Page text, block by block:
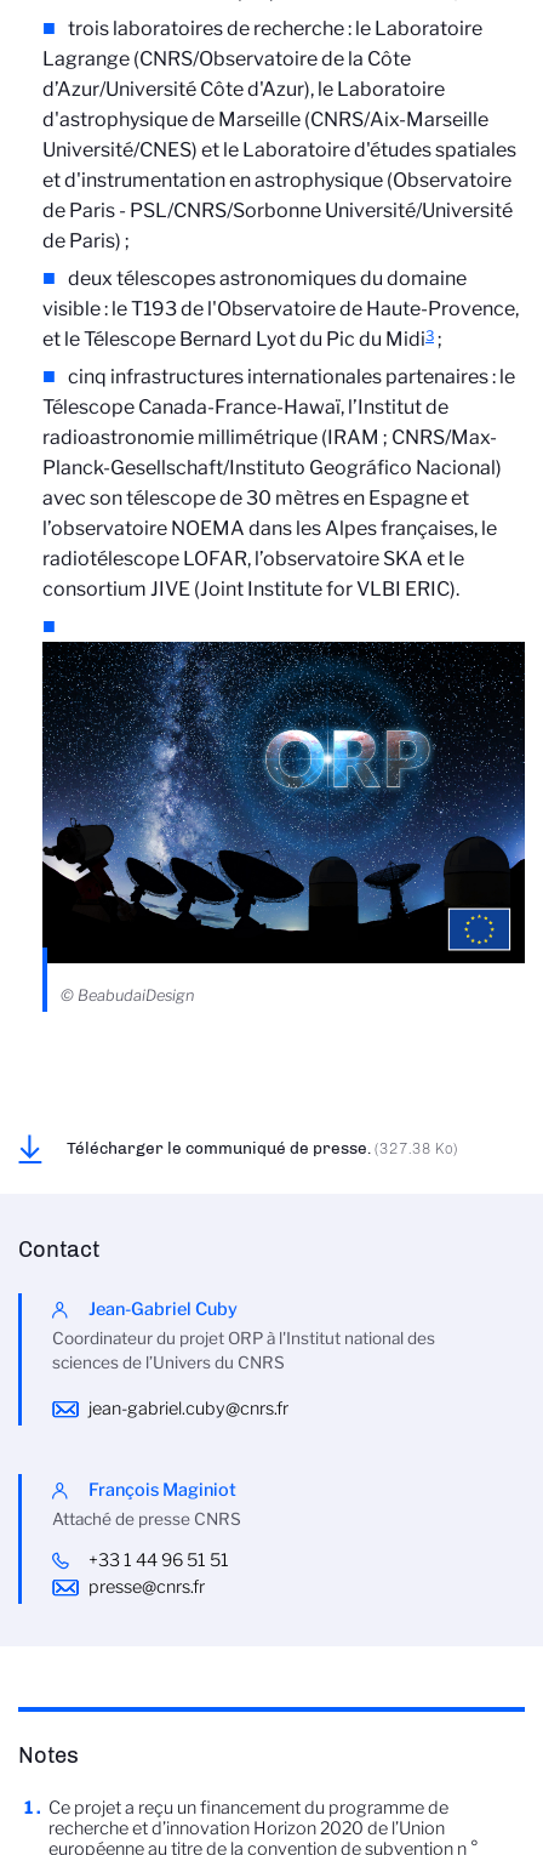
trois laboratoires de recherche : le Laboratoire
Lagrange (CNRS/Observatoire de la Côte
d’Azur/Université Côte d'Azur), le Laboratoire
d'astrophysique de Marseille (CNRS/Aix-Marseille
Université/CNES) et le Laboratoire d'études spatiales
et d'instrumentation en astrophysique (Observatoire
de Paris - PSL/CNRS/Sorbonne Université/Université
de Paris) ;
deux télescopes astronomiques du domaine
visible : le T193 de l'Observatoire de Haute-Provence,
et le Télescope Bernard Lyot du Pic du Midi3 ;
cinq infrastructures internationales partenaires : le
Télescope Canada-France-Hawaï, l’Institut de
radioastronomie millimétrique (IRAM ; CNRS/Max-
Planck-Gesellschaft/Instituto Geográfico Nacional)
avec son télescope de 30 mètres en Espagne et
l’observatoire NOEMA dans les Alpes françaises, le
radiotélescope LOFAR, l’observatoire SKA et le
consortium JIVE (Joint Institute for VLBI ERIC).
© BeabudaiDesign
Télécharger le communiqué de presse. (327.38 Ko)
Contact
Jean-Gabriel Cuby
Coordinateur du projet ORP à l'Institut national des
sciences de l’Univers du CNRS
jean-gabriel.cuby@cnrs.fr
François Maginiot
Attaché de presse CNRS
+33 1 44 96 51 51
presse@cnrs.fr
Notes
Ce projet a reçu un financement du programme de
recherche et d’innovation Horizon 2020 de l’Union
européenne au titre de la convention de subvention n °